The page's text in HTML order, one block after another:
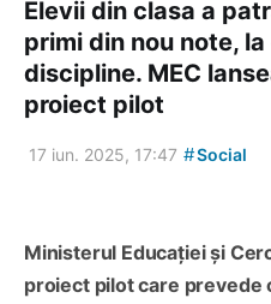
Elevii din clasa a
primi din nou note, la
discipline. MEC
proiect pilot
17 iun. 2025, 17:47 #Social
Ministerul Educației și
proiect pilot care prevede